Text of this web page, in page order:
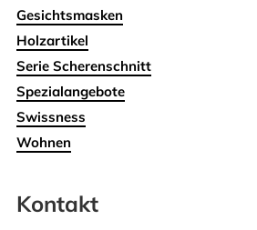
Gesichtsmasken
Holzartikel
Serie Scherenschnitt
Spezialangebote
Swissness
Wohnen
Kontakt